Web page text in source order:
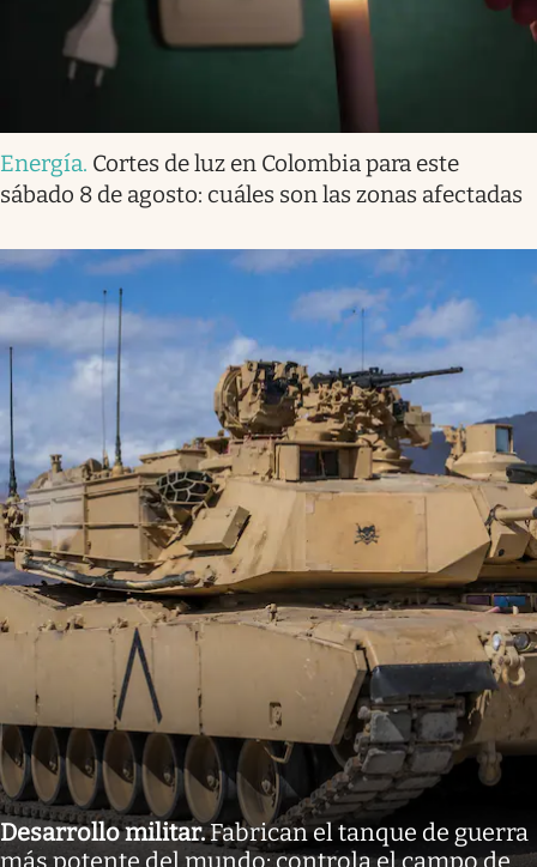
Energía. Cortes de luz en Colombia para este
sábado 8 de agosto: cuáles son las zonas afectadas
Desarrollo militar.Fabrican el tanque de guerra
más potente del mundo: controla el campo de